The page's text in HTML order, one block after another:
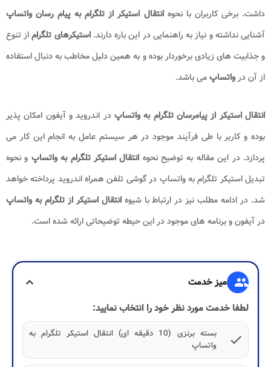
داشت. برخی کاربران با نحوهانتقال استیکر از تلگرام به پیام رسان واتساپ
آشنایی نداشته و نیاز به راهنمایی در این باره دارند.استیکرهای تلگراماز تنوع
و جذابیت های زیادی برخوردار بوده و به همین دلیل مخاطب به دنبال استفاده
از آن درواتساپمی باشد.
انتقال استیکر از پیامرسان تلگرام به واتساپ در اندروید و آیفون امکان پذیر
بوده و کاربر با طی فرآیند موجود در هر سیستم عامل به انجام این کار می
پردازد. در این مقاله به توضیح نحوه انتقال استیکر تلگرام به واتساپ و نحوه
تبدیل استیکر تلگرام به واتساپ در گوشی تلفن همراه اندروید پرداخته خواهد
شد. در ادامه مطلب نیز در ارتباط با شیوهانتقال استیکر از تلگرام به واتساپ
در آیفون و برنامه های موجود در این حیطه توضیحاتی ارائه شده است.
group میز خدمت
expand_more
لطفا خدمت مورد نظر خود را انتخاب نمایید:
check
بسته برنزی (10 دقیقه ای) انتقال استیکر تلگرام به
واتساپ